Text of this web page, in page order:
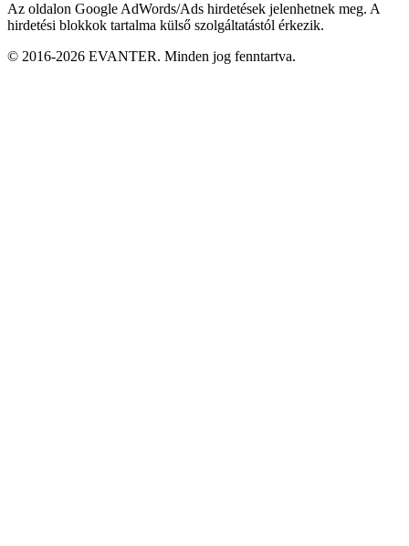
Az oldalon Google AdWords/Ads hirdetések jelenhetnek meg. A
hirdetési blokkok tartalma külső szolgáltatástól érkezik.
© 2016-2026 EVANTER. Minden jog fenntartva.